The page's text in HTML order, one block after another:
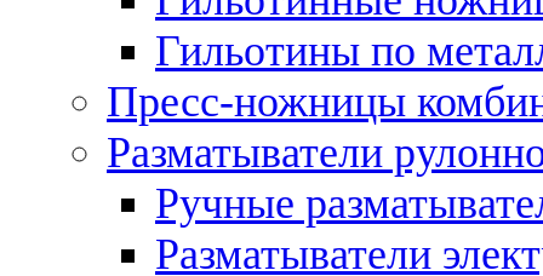
Гильотины по
Пресс-ножницы
Разматыватели
Ручные
Разматыватели